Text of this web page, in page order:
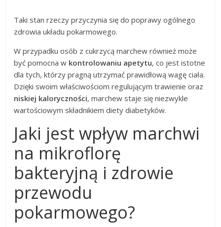
Taki stan rzeczy przyczynia się do poprawy ogólnego
zdrowia układu pokarmowego.
W przypadku osób z cukrzycą marchew również może
być pomocna w kontrolowaniu apetytu, co jest istotne
dla tych, którzy pragną utrzymać prawidłową wagę ciała.
Dzięki swoim właściwościom regulującym trawienie oraz
niskiej kaloryczności, marchew staje się niezwykle
wartościowym składnikiem diety diabetyków.
Jaki jest wpływ marchwi
na mikroflorę
bakteryjną i zdrowie
przewodu
pokarmowego?